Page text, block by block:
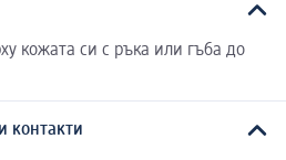
кожата си с ръка или гъба до
контакти